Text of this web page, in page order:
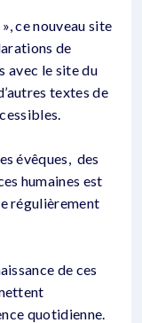
ce nouveau site
de
avec le site du
textes de
évêques, des
humaines est
régulièrement
de ces
quotidienne.